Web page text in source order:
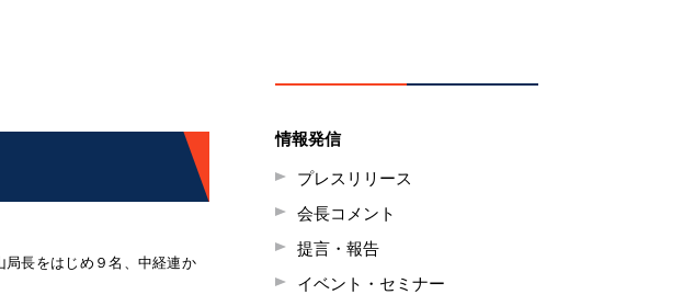
局長をはじめ９名、中経連か
情報発信
プレスリリース
会長コメント
提言・報告
イベント・セミナー